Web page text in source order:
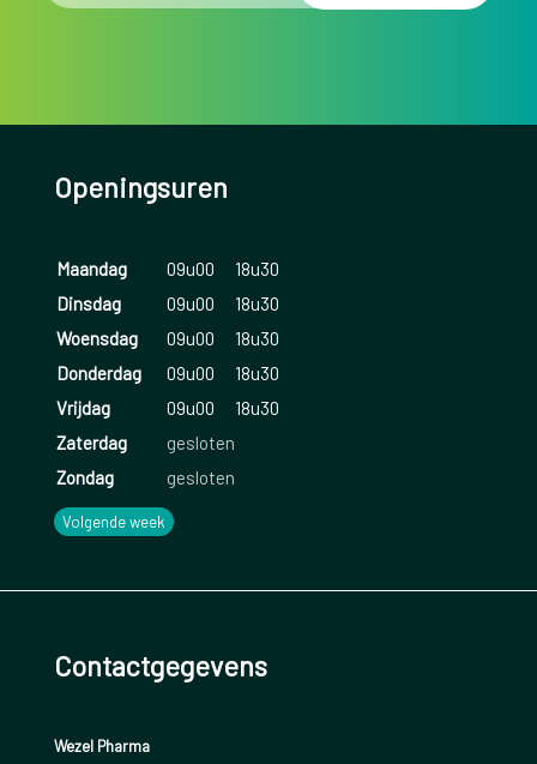
Openingsuren
Maandag 09u00
18u30
Dinsdag
09u00
18u30
Woensdag
09u00
18u30
Donderdag
09u00
18u30
Vrijdag
09u00
18u30
Zaterdag
gesloten
Zondag
gesloten
Volgende week
Contactgegevens
Wezel Pharma